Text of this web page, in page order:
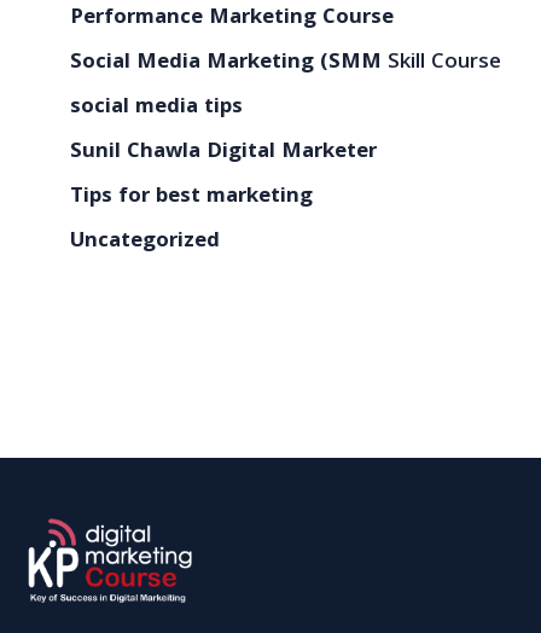
Performance Marketing Course
Social Media Marketing (SMM Skill Course
social media tips
Sunil Chawla Digital Marketer
Tips for best marketing
Uncategorized